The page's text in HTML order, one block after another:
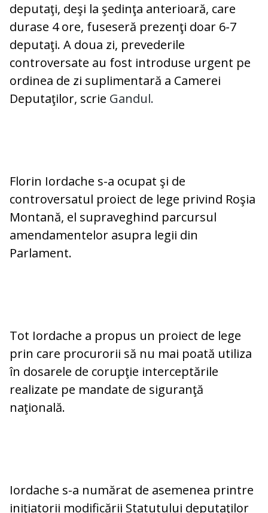
deputaţi, deşi la şedinţa anterioară, care
durase 4 ore, fuseseră prezenţi doar 6-7
deputaţi. A doua zi, prevederile
controversate au fost introduse urgent pe
ordinea de zi suplimentară a Camerei
Deputaţilor, scrie Gandul.
Florin Iordache s-a ocupat şi de
controversatul proiect de lege privind Roşia
Montană, el supraveghind parcursul
amendamentelor asupra legii din
Parlament.
Tot Iordache a propus un proiect de lege
prin care procurorii să nu mai poată utiliza
în dosarele de corupţie interceptările
realizate pe mandate de siguranţă
naţională.
Iordache s-a numărat de asemenea printre
iniţiatorii modificării Statutului deputaţilor